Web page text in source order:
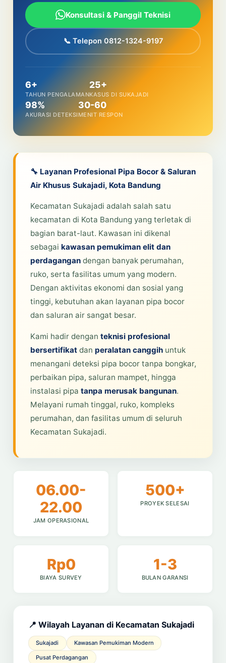
Konsultasi & Panggil Teknisi
📞 Telepon 0812-1324-9197
6+
TAHUN PENGALAMAN
25+
KASUS DI SUKAJADI
98%
AKURASI DETEKSI
30-60
MENIT RESPON
🔧 Layanan Profesional Pipa Bocor & Saluran
Air Khusus Sukajadi, Kota Bandung
Kecamatan Sukajadi adalah salah satu
kecamatan di Kota Bandung yang terletak di
bagian barat-laut. Kawasan ini dikenal
sebagai kawasan pemukiman elit dan
perdagangandengan banyak perumahan,
ruko, serta fasilitas umum yang modern.
Dengan aktivitas ekonomi dan sosial yang
tinggi, kebutuhan akan layanan pipa bocor
dan saluran air sangat besar.
Kami hadir dengan teknisi profesional
bersertifikatdan peralatan canggihuntuk
menangani deteksi pipa bocor tanpa bongkar,
perbaikan pipa, saluran mampet, hingga
instalasi pipa tanpa merusak bangunan.
Melayani rumah tinggal, ruko, kompleks
perumahan, dan fasilitas umum di seluruh
Kecamatan Sukajadi.
06.00-
22.00
JAM OPERASIONAL
500+
PROYEK SELESAI
Rp0
BIAYA SURVEY
1-3
BULAN GARANSI
📍 Wilayah Layanan di Kecamatan Sukajadi
Sukajadi Kawasan Pemukiman Modern
Pusat Perdagangan